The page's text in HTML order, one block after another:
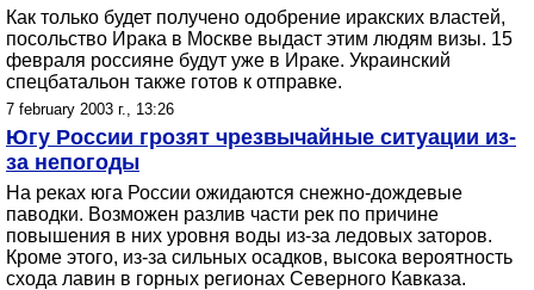
Как только будет получено одобрение иракских властей,
посольство Ирака в Москве выдаст этим людям визы. 15
февраля россияне будут уже в Ираке. Украинский
спецбатальон также готов к отправке.
7 february 2003 г., 13:26
Югу России грозят чрезвычайные ситуации из-
за непогоды
На реках юга России ожидаются снежно-дождевые
паводки. Возможен разлив части рек по причине
повышения в них уровня воды из-за ледовых заторов.
Кроме этого, из-за сильных осадков, высока вероятность
схода лавин в горных регионах Северного Кавказа.